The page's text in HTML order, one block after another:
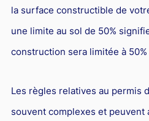
Droit commercial
Énergie
Droit de la concurrence
Banque et Assurance
la surface constructible de
une limite au sol de 50%
construction sera limitée à
Les règles relatives au permis
souvent complexes et peuvent